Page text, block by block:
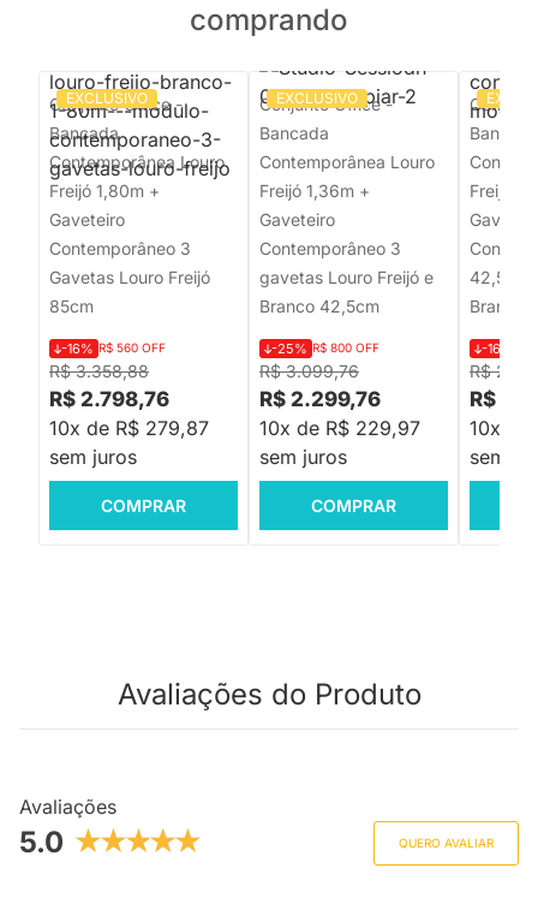
comprando
EXCLUSIVO
Conjunto Office -
Bancada
Contemporânea Louro
Freijó 1,80m +
Gaveteiro
Contemporâneo 3
Gavetas Louro Freijó
85cm
R$ 3.358,88
-16% R$ 560 OFF
R$ 2.798,76
10x de R$ 279,87
sem juros
COMPRAR
EXCLUSIVO
Conjunto Office -
Bancada
Contemporânea Louro
Freijó 1,36m +
Gaveteiro
Contemporâneo 3
gavetas Louro Freijó e
Branco 42,5cm
R$ 3.099,76
-25% R$ 800 OFF
R$ 2.299,76
10x de R$ 229,97
sem juros
COMPRAR
Bancada
Freijó
42,5cm
Branco
R$
-16%
R$
10x de
sem
Avaliações do Produto
Avaliações
5.0 QUERO AVALIAR